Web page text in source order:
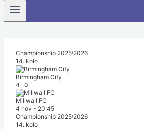
Championship 2025/2026
14. kolo
Birmingham City
4 : 0
Millwall FC
4 nov - 20:45
Championship 2025/2026
14. kolo